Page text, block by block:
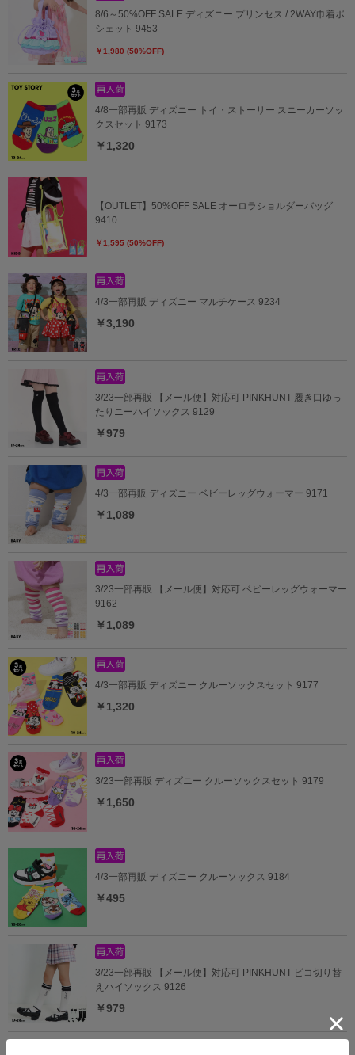
8/6～50%OFF SALE ディズニー プリンセス / 2WAY巾着ポ
シェット 9453
￥1,980 (50%OFF)
4/8一部再販 ディズニー トイ・ストーリー スニーカーソッ
クスセット 9173
￥1,320
【OUTLET】50%OFF SALE オーロラショルダーバッグ
9410
￥1,595 (50%OFF)
4/3一部再販 ディズニー マルチケース 9234
￥3,190
3/23一部再販 【メール便】対応可 PINKHUNT 履き口ゆっ
たりニーハイソックス 9129
￥979
4/3一部再販 ディズニー ベビーレッグウォーマー 9171
￥1,089
3/23一部再販 【メール便】対応可 ベビーレッグウォーマー
9162
￥1,089
4/3一部再販 ディズニー クルーソックスセット 9177
￥1,320
3/23一部再販 ディズニー クルーソックスセット 9179
￥1,650
4/3一部再販 ディズニー クルーソックス 9184
￥495
3/23一部再販 【メール便】対応可 PINKHUNT ピコ切り替
えハイソックス 9126
￥979